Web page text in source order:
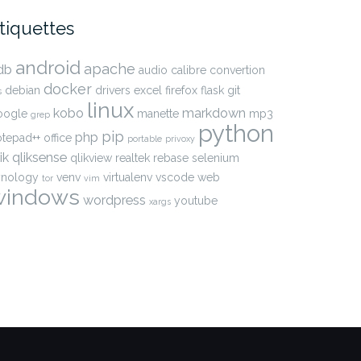
android apache audio calibre convertion
debian docker drivers excel firefox flask git
grep kobo linux manette markdown mp3
office php pip portable privoxy python
qliksense qlikview realtek rebase selenium
tor venv vim virtualenv vscode web
wordpress xargs youtube